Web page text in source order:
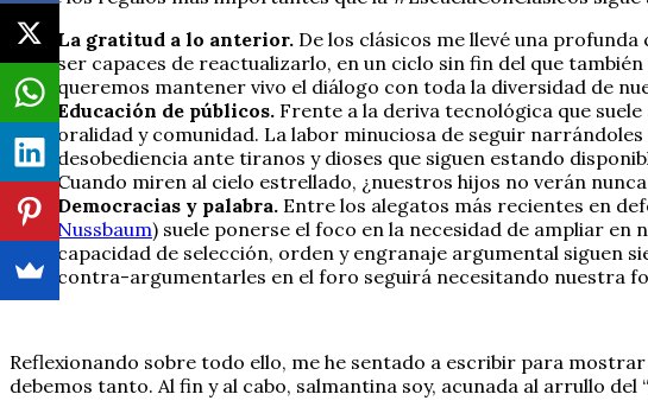
La gratitud a lo anterior. De los clásicos me llevé una
ser capaces de reactualizarlo, en un ciclo sin fin del que
queremos mantener vivo el diálogo con toda la diversidad de
Educación de públicos. Frente a la deriva tecnológica que suele
oralidad y comunidad. La labor minuciosa de seguir
desobediencia ante tiranos y dioses que siguen estando
Cuando miren al cielo estrellado, ¿nuestros hijos no verán
Democracias y palabra. Entre los alegatos más recientes en
Nussbaum) suele ponerse el foco en la necesidad de ampliar
capacidad de selección, orden y engranaje argumental siguen
contra-argumentarles en el foro seguirá necesitando nuestra
Reflexionando sobre todo ello, me he sentado a escribir para mostrar
debemos tanto. Al fin y al cabo, salmantina soy, acunada al arrullo